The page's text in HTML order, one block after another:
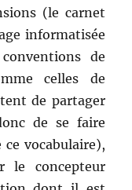
(le carnet
informatisée
de
celles de
de partager
de se faire
vocabulaire),
le concepteur